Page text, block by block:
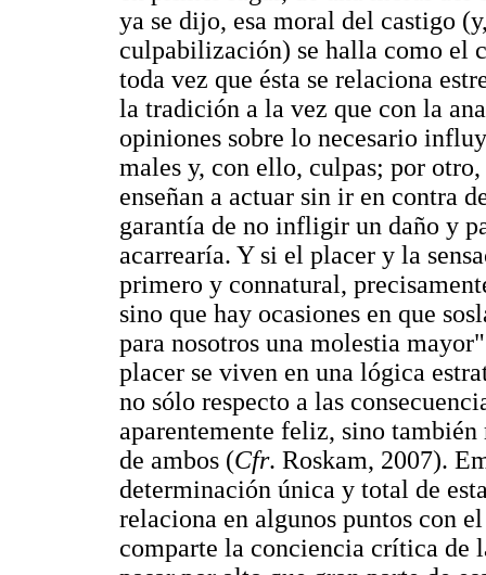
ya se dijo, esa moral del castigo
culpabilización) se halla como el
toda vez que ésta se relaciona
la tradición a la vez que con la
opiniones sobre lo necesario
males y, con ello, culpas; por
enseñan a actuar sin ir en contra
garantía de no infligir un daño y
acarrearía. Y si el placer y la
primero y connatural,
sino que hay ocasiones en que
para nosotros una molestia
placer se viven en una lógica
no sólo respecto a las
aparentemente feliz, sino
de ambos (Cfr. Roskam, 2007).
determinación única y total de
relaciona en algunos puntos con
comparte la conciencia crítica de